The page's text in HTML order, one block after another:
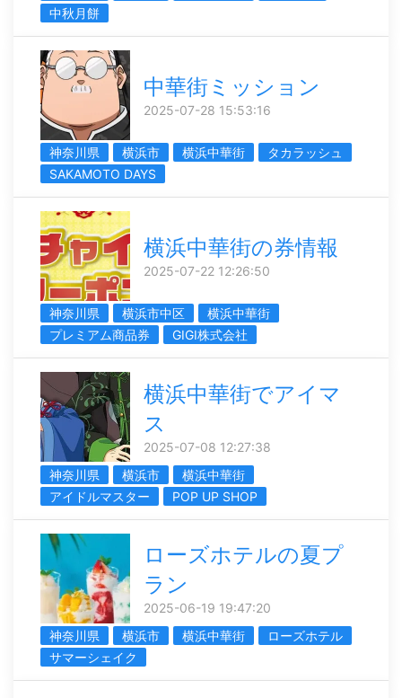
中秋月餅
中華街ミッション
2025-07-28 15:53:16
神奈川県 横浜市 横浜中華街
タカラッシュ
SAKAMOTO DAYS
横浜中華街の券情報
2025-07-22 12:26:50
神奈川県 横浜市中区
横浜中華街
プレミアム商品券
GIGI株式会社
横浜中華街でアイマ
ス
2025-07-08 12:27:38
神奈川県
横浜市
横浜中華街
アイドルマスター
POP UP SHOP
ローズホテルの夏プ
ラン
2025-06-19 19:47:20
神奈川県
横浜市 横浜中華街
ローズホテル
サマーシェイク